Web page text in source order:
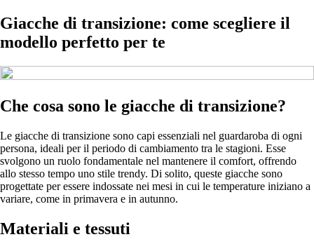
Giacche di transizione: come scegliere il
modello perfetto per te
Che cosa sono le giacche di transizione?
Le giacche di transizione sono capi essenziali nel guardaroba di ogni
persona, ideali per il periodo di cambiamento tra le stagioni. Esse
svolgono un ruolo fondamentale nel mantenere il comfort, offrendo
allo stesso tempo uno stile trendy. Di solito, queste giacche sono
progettate per essere indossate nei mesi in cui le temperature iniziano a
variare, come in primavera e in autunno.
Materiali e tessuti